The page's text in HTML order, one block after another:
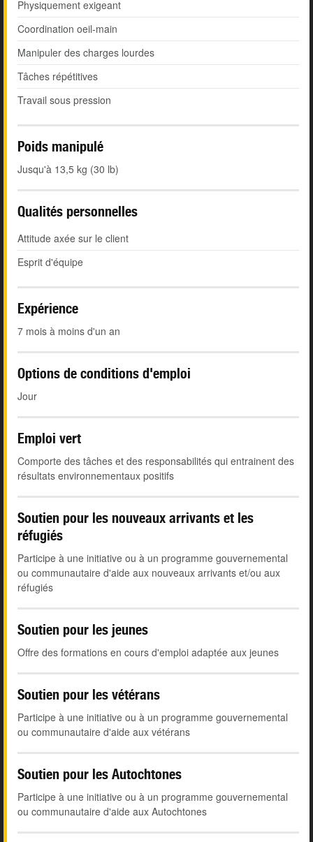
Physiquement exigeant
Coordination oeil-main
Manipuler des charges lourdes
Tâches répétitives
Travail sous pression
Poids manipulé
Jusqu'à 13,5 kg (30 lb)
Qualités personnelles
Attitude axée sur le client
Esprit d'équipe
Expérience
7 mois à moins d'un an
Options de conditions d'emploi
Jour
Emploi vert
Comporte des tâches et des responsabilités qui entrainent des
résultats environnementaux positifs
Soutien pour les nouveaux arrivants et les
réfugiés
Participe à une initiative ou à un programme gouvernemental
ou communautaire d'aide aux nouveaux arrivants et/ou aux
réfugiés
Soutien pour les jeunes
Offre des formations en cours d'emploi adaptée aux jeunes
Soutien pour les vétérans
Participe à une initiative ou à un programme gouvernemental
ou communautaire d'aide aux vétérans
Soutien pour les Autochtones
Participe à une initiative ou à un programme gouvernemental
ou communautaire d'aide aux Autochtones